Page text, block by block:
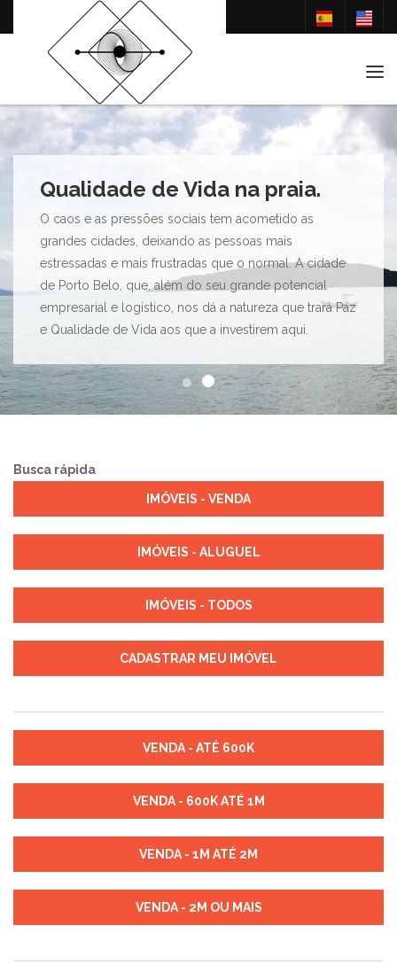
Qualidade de Vida na praia.
O caos e as pressões sociais tem acometido as
grandes cidades, deixando as pessoas mais
estressadas e mais frustradas que o normal. A cidade
de Porto Belo, que, além do seu grande potencial
empresarial e logistico, nos dá a natureza que trará Paz
e Qualidade de Vida aos que a investirem aqui.
Busca rápida
IMÓVEIS - VENDA
IMÓVEIS - ALUGUEL
IMÓVEIS - TODOS
CADASTRAR MEU IMÓVEL
VENDA - ATÉ 600K
VENDA - 600K ATÉ 1M
VENDA - 1M ATÉ 2M
VENDA - 2M OU MAIS